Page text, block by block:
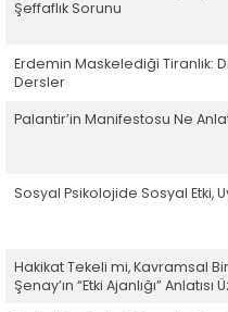
Şeffaflık Sorunu
Erdemin Maskelediği Tiranlık:
Dersler
Palantir’in Manifestosu Ne
Sosyal Psikolojide Sosyal Etki,
Hakikat Tekeli mi, Kavramsal
Şenay’ın “Etki Ajanlığı”